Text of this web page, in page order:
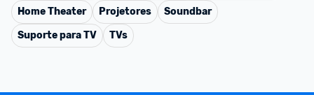
Home Theater
Projetores
Soundbar
Suporte para TV
TVs